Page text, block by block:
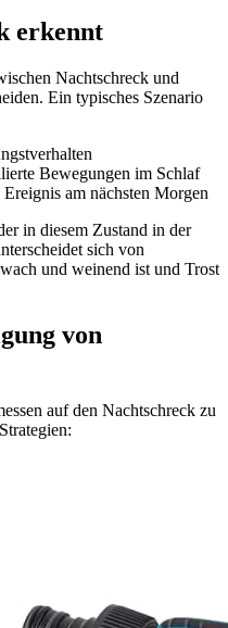
erkennt
Nachtschreck und
Ein typisches Szenario
Bewegungen im Schlaf
am nächsten Morgen
in diesem Zustand in der
sich von
und weinend ist und Trost
von
auf den Nachtschreck zu